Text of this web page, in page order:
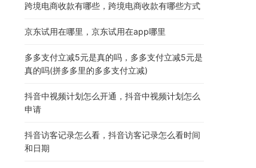
跨境电商收款有哪些，跨境电商收款有哪些方式
京东试用在哪里，京东试用在app哪里
多多支付立减5元是真的吗，多多支付立减5元是
真的吗(拼多多里的多多支付立减)
抖音中视频计划怎么开通，抖音中视频计划怎么
申请
抖音访客记录怎么看，抖音访客记录怎么看时间
和日期